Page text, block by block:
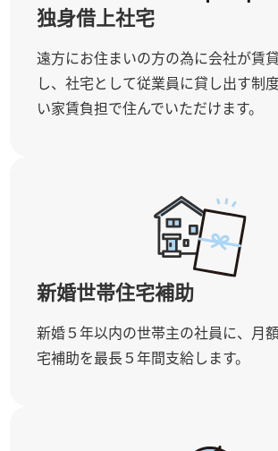
独身借上社宅
遠方にお住まいの方の為に会社が賃
し、社宅として従業員に貸し出す制
い家賃負担で住んでいただけます。
新婚世帯住宅補助
新婚５年以内の世帯主の社員に、月
宅補助を最長５年間支給します。